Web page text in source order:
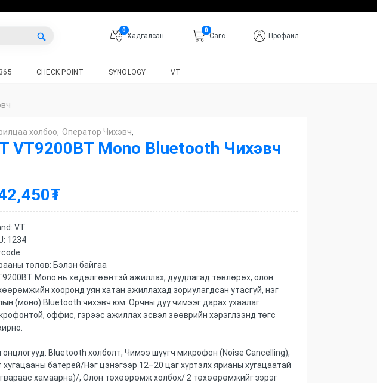
0
Хадгалсан
0
Cагс Профайл
CHECK POINT SYNOLOGY VT
холбоо, Оператор Чихэвч,
VT9200BT Mono Bluetooth Чихэвч
₮
VT
1234
төлөв: Бэлэн байгаа
Mono нь хөдөлгөөнтэй ажиллах, дуудлагад төвлөрөх, олон
хооронд уян хатан ажиллахад зориулагдсан утасгүй, нэг
(моно) Bluetooth чихэвч юм. Орчны дуу чимээг дарах ухаалаг
оффис, гэрээс ажиллах эсвэл зөөврийн хэрэглээнд төгс
онцлогууд: Bluetooth холболт, Чимээ шүүгч микрофон (Noise Cancelling),
хугацааны батерей/Нэг цэнэгээр 12–20 цаг хүртэлх ярианы хугацаатай
хамаарна)/, Олон төхөөрөмж холбох/ 2 төхөөрөмжийг зэрэг